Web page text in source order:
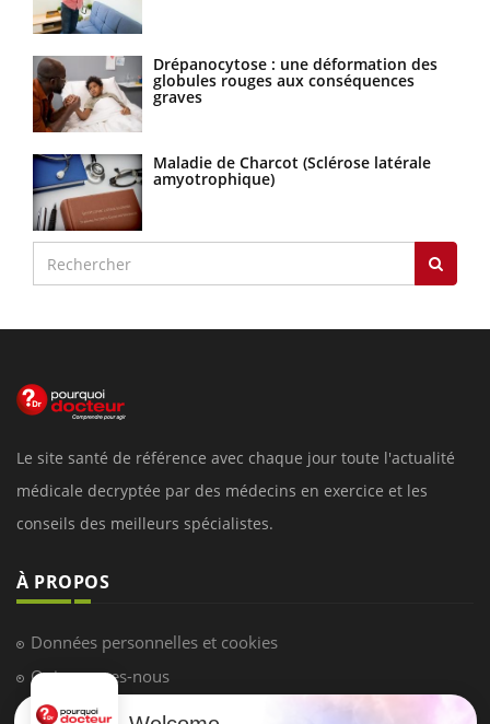
Drépanocytose : une déformation des
globules rouges aux conséquences
graves
Maladie de Charcot (Sclérose latérale
amyotrophique)
Le site santé de référence avec chaque jour toute l'actualité
médicale decryptée par des médecins en exercice et les
conseils des meilleurs spécialistes.
À PROPOS
Données personnelles et cookies
Qui sommes-nous
Conditions d'utilisation